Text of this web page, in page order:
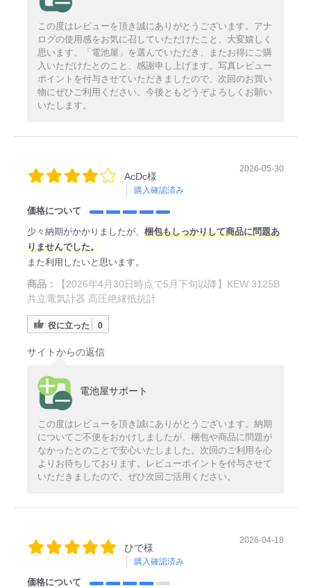
この度はレビューを頂き誠にありがとうございます。アナ
ログの使用感をお気に召していただけたこと、大変嬉しく
思います。「電池屋」を選んでいただき、またお得にご購
入いただけたとのこと、感謝申し上げます。写真レビュー
ポイントを付与させていただきましたので、次回のお買い
物にぜひご利用ください。今後ともどうぞよろしくお願い
いたします。
AcDc様
購入確認済み
2026-05-30
価格について
少々納期がかかりましたが、 梱包もしっかりして商品に問題あ
りませんでした。
また利用したいと思います。
商品：
【2026年4月30日時点で5月下旬以降】KEW 3125B
共立電気計器 高圧絶縁抵抗計
役に立った 0
サイトからの返信
電池屋サポート
この度はレビューを頂き誠にありがとうございます。納期
についてご不便をおかけしましたが、梱包や商品に問題が
なかったとのことで安心いたしました。次回のご利用を心
よりお待ちしております。レビューポイントを付与させて
いただきましたので、ぜひ次回ご活用ください。
ひで様
購入確認済み
2026-04-18
価格について